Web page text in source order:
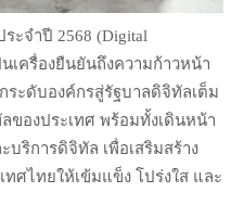
ะจำปี 2568 (Digital
นเครื่องยืนยันถึงความก้าวหน้า
ระดับองค์กรสู่รัฐบาลดิจิทัลเต็ม
องประเทศ พร้อมทั้งเดินหน้า
ริการดิจิทัล เพื่อเสริมสร้าง
ศไทยให้เข้มแข็ง โปร่งใส และ